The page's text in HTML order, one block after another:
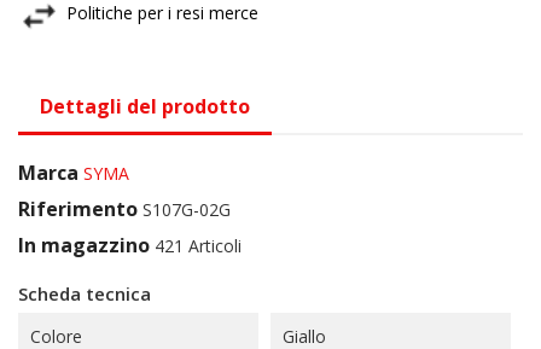
Politiche per i resi merce
Dettagli del prodotto
Marca SYMA
Riferimento S107G-02G
In magazzino 421 Articoli
Scheda tecnica
Colore Giallo